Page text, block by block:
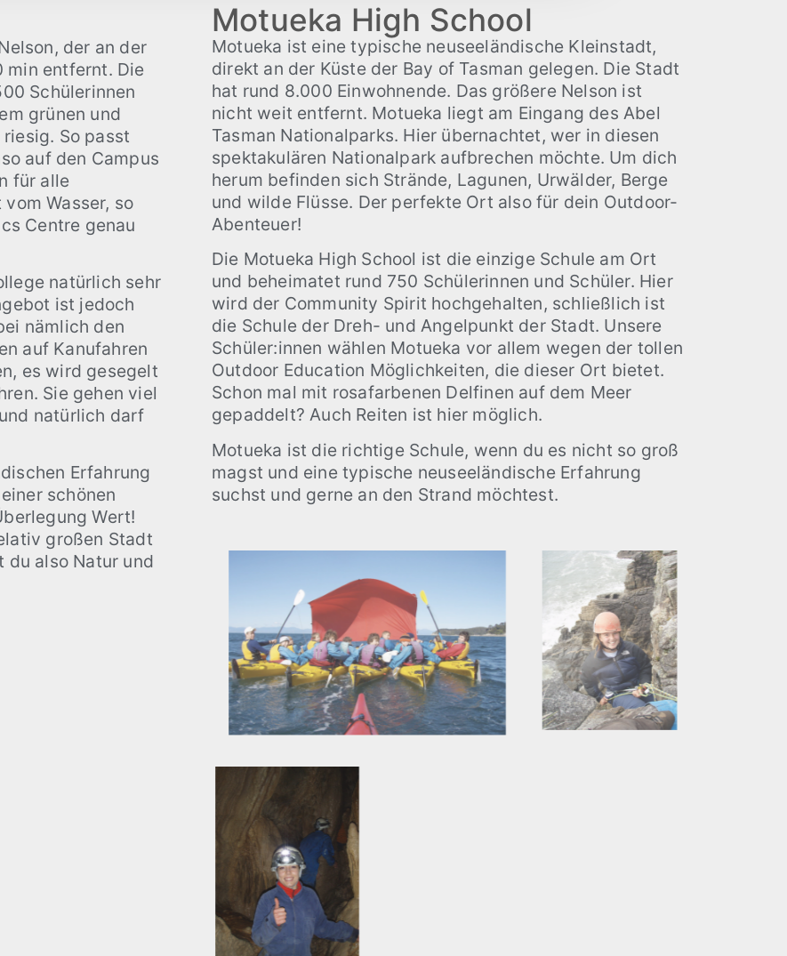
der an der
min entfernt. Die
Schülerinnen
grünen und
So passt
auf den Campus
für alle
Wasser, so
Centre genau
natürlich sehr
ist jedoch
nämlich den
auf Kanufahren
es wird gesegelt
Sie gehen viel
natürlich darf
Erfahrung
schönen
Wert!
großen Stadt
du also Natur und
Motueka High School
Motueka ist eine typische neuseeländische Kleinstadt,
direkt an der Küste der Bay of Tasman gelegen. Die Stadt
hat rund 8.000 Einwohnende. Das größere Nelson ist
nicht weit entfernt. Motueka liegt am Eingang des Abel
Tasman Nationalparks. Hier übernachtet, wer in diesen
spektakulären Nationalpark aufbrechen möchte. Um dich
herum befinden sich Strände, Lagunen, Urwälder, Berge
und wilde Flüsse. Der perfekte Ort also für dein Outdoor-
Abenteuer!
Die Motueka High School ist die einzige Schule am Ort
und beheimatet rund 750 Schülerinnen und Schüler. Hier
wird der Community Spirit hochgehalten, schließlich ist
die Schule der Dreh- und Angelpunkt der Stadt. Unsere
Schüler:innen wählen Motueka vor allem wegen der tollen
Outdoor Education Möglichkeiten, die dieser Ort bietet.
Schon mal mit rosafarbenen Delfinen auf dem Meer
gepaddelt? Auch Reiten ist hier möglich.
Motueka ist die richtige Schule, wenn du es nicht so groß
magst und eine typische neuseeländische Erfahrung
suchst und gerne an den Strand möchtest.